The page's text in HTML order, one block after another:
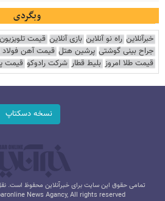
وبگردی
خبرآنلاین راه نو آنلاین بازی آنلاین قیمت
جراح بینی گوشتی پرشین هتل قیمت آهن فولاد
قیمت طلا امروز بلیط قطار شرکت رادوکو قیمت
نسخه دسکتاپ
تمامی حقوق این سایت برای خبرآنلاین محفوظ است.
News Agancy, All rights reserved